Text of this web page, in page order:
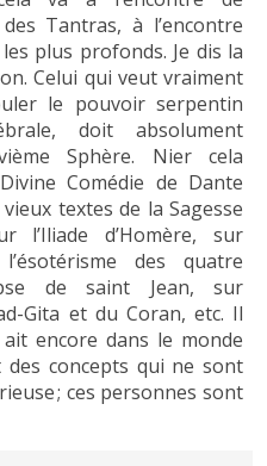
Tantras, à l’encontre
plus profonds. Je dis la
Celui qui veut vraiment
le pouvoir serpentin
doit absolument
Sphère. Nier cela
Comédie de Dante
textes de la Sagesse
l’Iliade d’Homère, sur
des quatre
de saint Jean, sur
Gita et du Coran, etc. Il
encore dans le monde
concepts qui ne sont
; ces personnes sont